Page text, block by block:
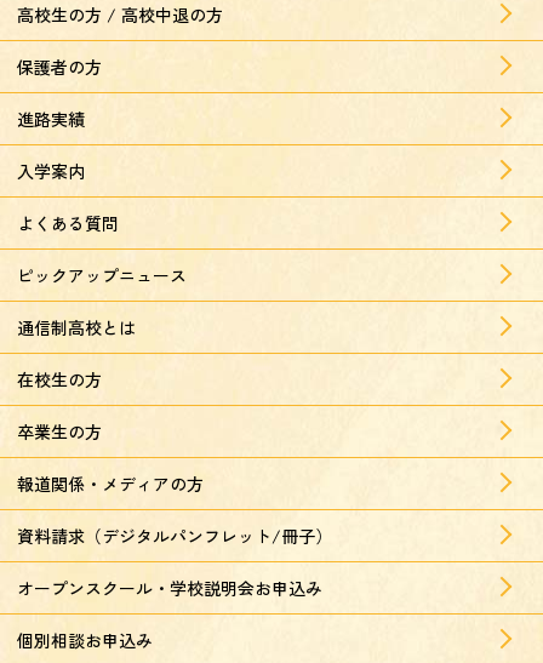
高校生の方 / 高校中退の方
保護者の方
進路実績
入学案内
よくある質問
ピックアップニュース
通信制高校とは
在校生の方
卒業生の方
報道関係・メディアの方
資料請求（デジタルパンフレット/冊子）
オープンスクール・学校説明会お申込み
個別相談お申込み